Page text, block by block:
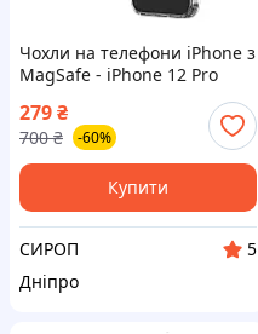
Чохли на телефони iPhone з
MagSafe - iPhone 12 Pro
279₴
700 ₴ -60%
Купити
СИРОП
5
Дніпро